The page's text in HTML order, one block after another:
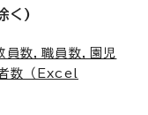
く)
数，職員数，園児
数 （Excel